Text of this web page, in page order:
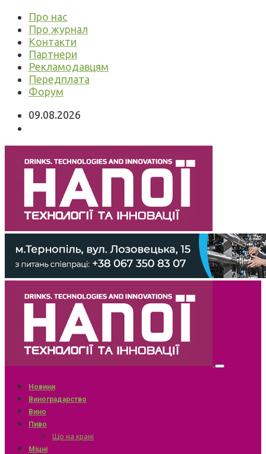
Про нас
Про журнал
Контакти
Партнери
Рекламодавцям
Передплата
Форум
09.08.2026
Новини
Виноградарство
Вино
Пиво
Що на крані
Міцні